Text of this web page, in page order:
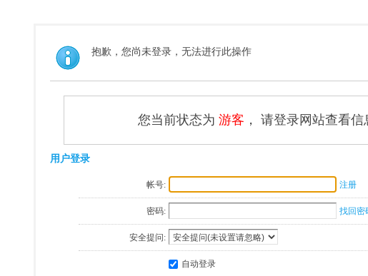
抱歉，您尚未登录，无法进行此操作
您当前状态为 游客 ， 请登录网站查看信
用户登录
帐号: 注册
密码: 找回密
安全提问:
自动登录